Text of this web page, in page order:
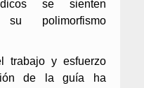
se sienten
su polimorfismo
trabajo y esfuerzo
de la guía ha